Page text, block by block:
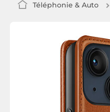
Téléphonie & Auto